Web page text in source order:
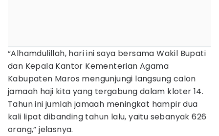
“Alhamdulillah, hari ini saya bersama Wakil Bupati
dan Kepala Kantor Kementerian Agama
Kabupaten Maros mengunjungi langsung calon
jamaah haji kita yang tergabung dalam kloter 14.
Tahun ini jumlah jamaah meningkat hampir dua
kali lipat dibanding tahun lalu, yaitu sebanyak 626
orang,” jelasnya.